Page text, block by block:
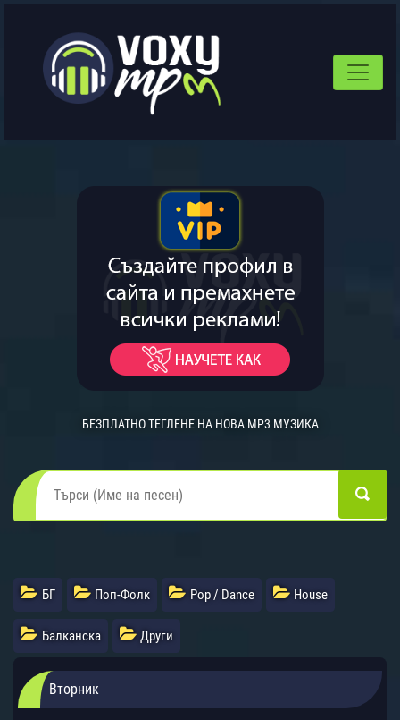
БЕЗПЛАТНО ТЕГЛЕНЕ НА НОВА MP3 МУЗИКА
БГ Поп-Фолк Pop / Dance House
Балканска Други
Вторник